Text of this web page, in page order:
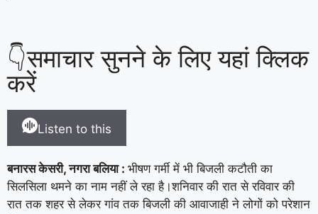
👇समाचार सुनने के लिए यहां क्लिक
करें
Listen to this
बनारस केसरी, नगरा बलिया : भीषण गर्मी में भी बिजली कटौती का
सिलसिला थमने का नाम नहीं ले रहा है।शनिवार की रात से रविवार की
रात तक शहर से लेकर गांव तक बिजली की आवाजाही ने लोगों को परेशान